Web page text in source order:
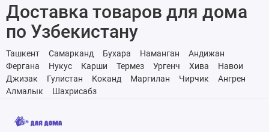
Доставка товаров для дома
по Узбекистану
Ташкент Самарканд Бухара Наманган
Андижан
Фергана
Нукус Карши Термез Ургенч Хива
Навои
Джизак
Гулистан Коканд Маргилан Чирчик
Ангрен
Алмалык
Шахрисабз